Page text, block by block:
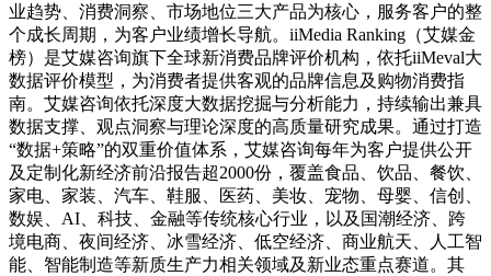
业趋势、消费洞察、市场地位三大产品为核心，服务客户的整
个成长周期，为客户业绩增长导航。iiMedia Ranking（艾媒金
榜）是艾媒咨询旗下全球新消费品牌评价机构，依托iiMeval大
数据评价模型，为消费者提供客观的品牌信息及购物消费指
南。艾媒咨询依托深度大数据挖掘与分析能力，持续输出兼具
数据支撑、观点洞察与理论深度的高质量研究成果。通过打造
“数据+策略”的双重价值体系，艾媒咨询每年为客户提供公开
及定制化新经济前沿报告超2000份，覆盖食品、饮品、餐饮、
家电、家装、汽车、鞋服、医药、美妆、宠物、母婴、信创、
数娱、AI、科技、金融等传统核心行业，以及国潮经济、跨
境电商、夜间经济、冰雪经济、低空经济、商业航天、人工智
能、智能制造等新质生产力相关领域及新业态重点赛道。其